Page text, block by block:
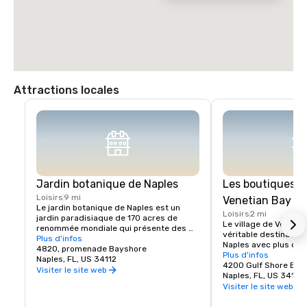
Attractions locales
Jardin botanique de Naples
Loisirs 9 mi
Le jardin botanique de Naples est un
jardin paradisiaque de 170 acres de
renommée mondiale qui présente des
plantes du monde entier. Nous sommes
également le plus jeune jardin de
l'histoire à avoir reçu le prestigieux prix
d'excellence en jardinage de l'American
Plus d'infos
4820, promenade Bayshore
Naples, FL, US 34112
Visiter le site web
Les boutiques
Venetian Bay
Loisirs2 mi
Le village de
véritable destination
Naples avec plus de
luxe et restaurants
la belle ville de
Ce n'est pas un
restauration
Plus d'infos
4200 Gulf Shore
Naples, FL, US 34103
Visiter le site web